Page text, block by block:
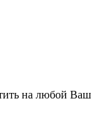
на любой Ваш